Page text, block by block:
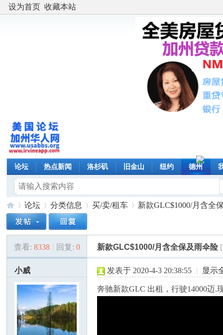
设为首页 收藏本站
论坛 热点新闻 洛杉矶 旧金山 纽约 德州
美»
论坛
›
分类信息 买/卖/租车
›
新款GLC$1000/月含全
查看: 8338 | 回复: 0 新款GLC$1000/月含全保及雨伞险
小威 发表于 2020-4-3 20:38:55 | 显示
奔驰新款GLC 出租，行驶14000迈.